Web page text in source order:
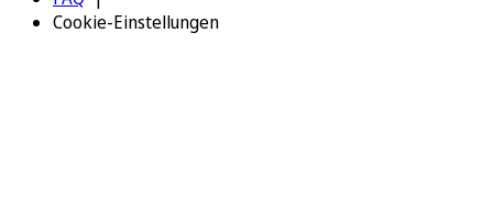
Cookie-Einstellungen